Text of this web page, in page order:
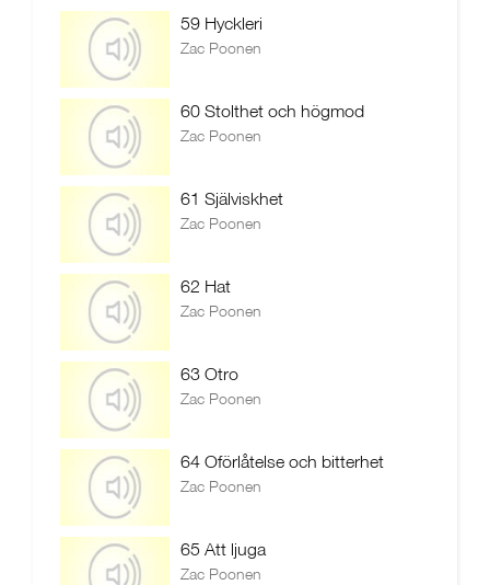
59 Hyckleri
Zac Poonen
60 Stolthet och högmod
Zac Poonen
61 Själviskhet
Zac Poonen
62 Hat
Zac Poonen
63 Otro
Zac Poonen
64 Oförlåtelse och bitterhet
Zac Poonen
65 Att ljuga
Zac Poonen